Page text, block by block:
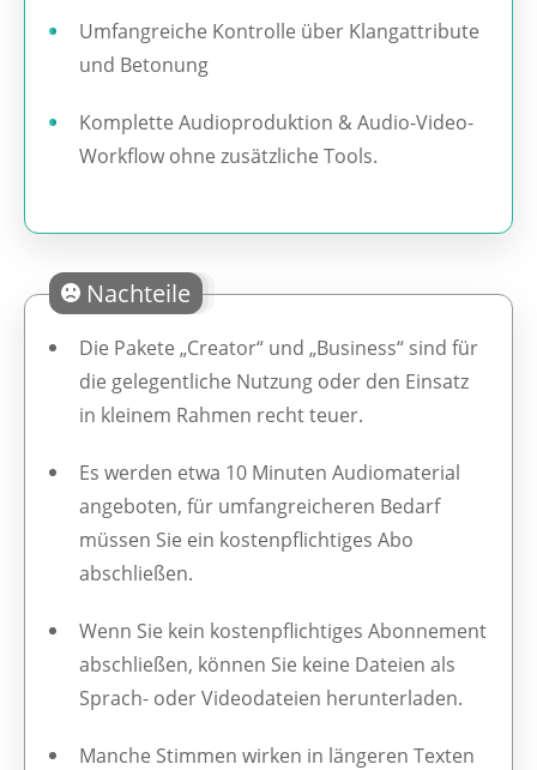
Umfangreiche Kontrolle über Klangattribute
und Betonung
Komplette Audioproduktion & Audio-Video-
Workflow ohne zusätzliche Tools.
Nachteile
Die Pakete „Creator“ und „Business“ sind für
die gelegentliche Nutzung oder den Einsatz
in kleinem Rahmen recht teuer.
Es werden etwa 10 Minuten Audiomaterial
angeboten, für umfangreicheren Bedarf
müssen Sie ein kostenpflichtiges Abo
abschließen.
Wenn Sie kein kostenpflichtiges Abonnement
abschließen, können Sie keine Dateien als
Sprach- oder Videodateien herunterladen.
Manche Stimmen wirken in längeren Texten